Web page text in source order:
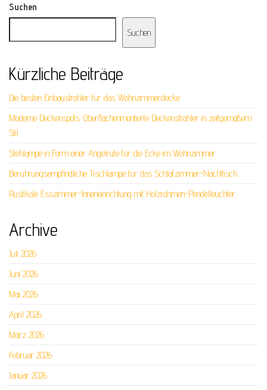
Suchen
Suchen
Kürzliche Beiträge
Die besten Einbaustrahler für das Wohnzimmerdecke
Moderne Deckenspots: Oberflächenmontierte Deckenstrahler in zeitgemäßem
Stil
Stehlampe in Form einer Angelrute für die Ecke im Wohnzimmer
Berührungsempfindliche Tischlampe für das Schlafzimmer-Nachttisch
Rustikale Esszimmer-Inneneinrichtung mit Holzrahmen-Pendelleuchter
Archive
Juli 2026
Juni 2026
Mai 2026
April 2026
März 2026
Februar 2026
Januar 2026